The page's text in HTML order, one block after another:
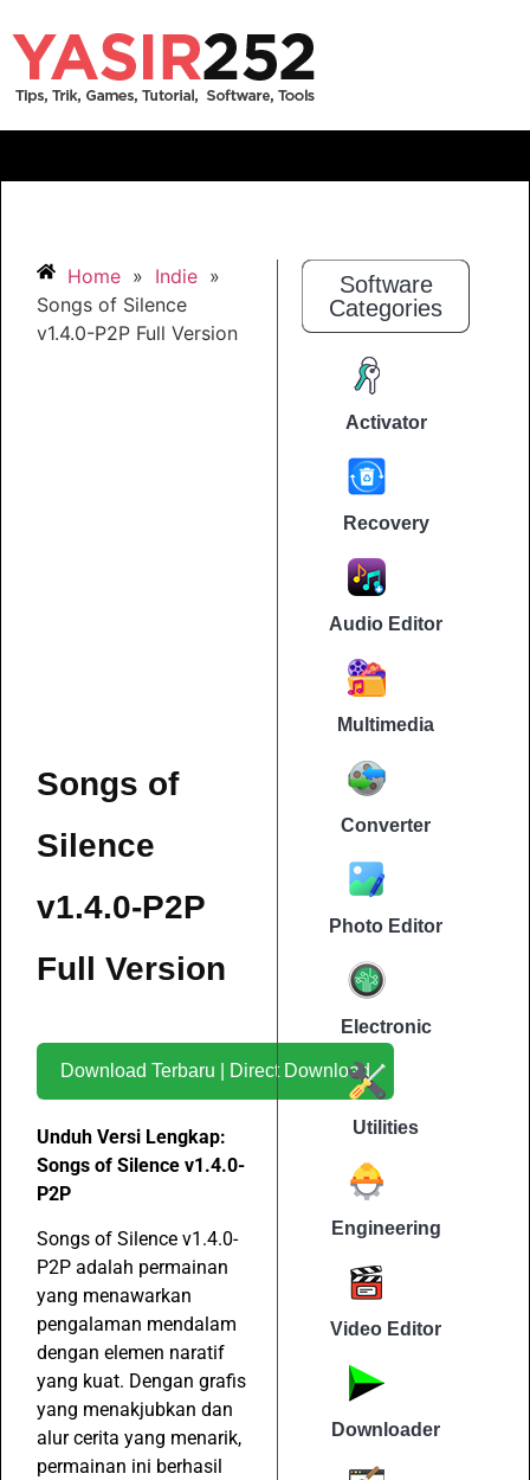
Home » Indie »
Songs of Silence
v1.4.0-P2P Full Version
Songs of
Silence
v1.4.0-P2P
Full Version
Download Terbaru | Direct Download
Unduh Versi Lengkap:
Songs of Silence v1.4.0-
P2P
Songs of Silence v1.4.0-
P2P adalah permainan
yang menawarkan
pengalaman mendalam
dengan elemen naratif
yang kuat. Dengan grafis
yang menakjubkan dan
alur cerita yang menarik,
permainan ini berhasil
Software
Categories
Activator
Recovery
Audio Editor
Multimedia
Converter
Photo Editor
Electronic
Utilities
Engineering
Video Editor
Downloader